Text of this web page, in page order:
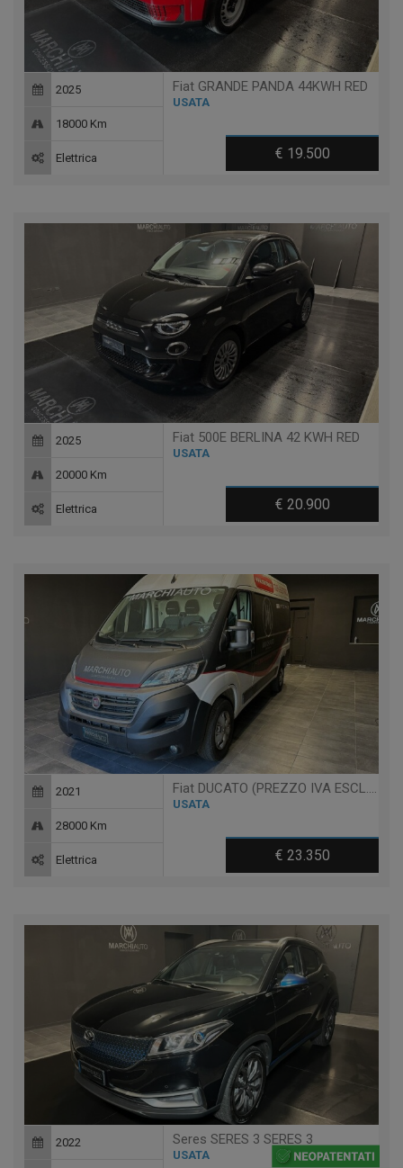
Fiat GRANDE PANDA 44KWH RED
USATA
€ 19.500
2025
18000 Km
Elettrica
Fiat 500E BERLINA 42 KWH RED
USATA
€ 20.900
2025
20000 Km
Elettrica
USATA
€ 23.350
2021
28000 Km
Elettrica
Seres SERES 3 SERES 3
USATA
2022